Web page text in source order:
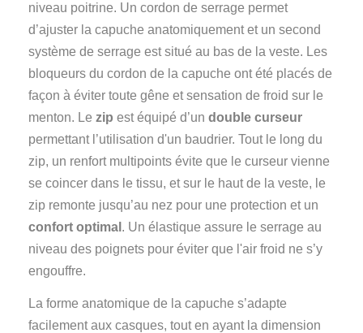
niveau poitrine. Un cordon de serrage permet
d’ajuster la capuche anatomiquement et un second
système de serrage est situé au bas de la veste. Les
bloqueurs du cordon de la capuche ont été placés de
façon à éviter toute gêne et sensation de froid sur le
menton. Le zip est équipé d’un double curseur
permettant l’utilisation d'un baudrier. Tout le long du
zip, un renfort multipoints évite que le curseur vienne
se coincer dans le tissu, et sur le haut de la veste, le
zip remonte jusqu’au nez pour une protection et un
confort optimal . Un élastique assure le serrage au
niveau des poignets pour éviter que l'air froid ne s’y
engouffre.
La forme anatomique de la capuche s’adapte
facilement aux casques, tout en ayant la dimension